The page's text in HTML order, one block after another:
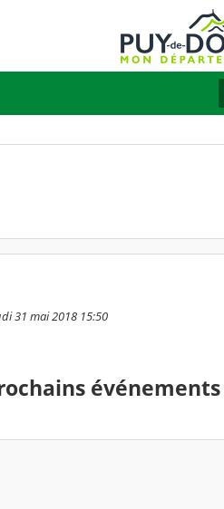
31 mai 2018 15:50
événements